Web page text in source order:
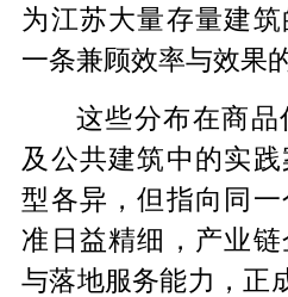
为江苏大量存量建
一条兼顾效率与效果
这些分布在商
及公共建筑中的实
型各异，但指向同
准日益精细，产业
与落地服务能力，正